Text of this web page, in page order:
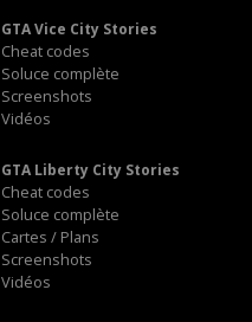
GTA Vice City Stories
Cheat codes
Soluce complète
Screenshots
Vidéos
GTA Liberty City Stories
Cheat codes
Soluce complète
Cartes / Plans
Screenshots
Vidéos